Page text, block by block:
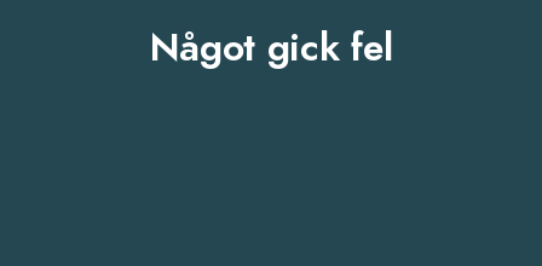
Något gick fel